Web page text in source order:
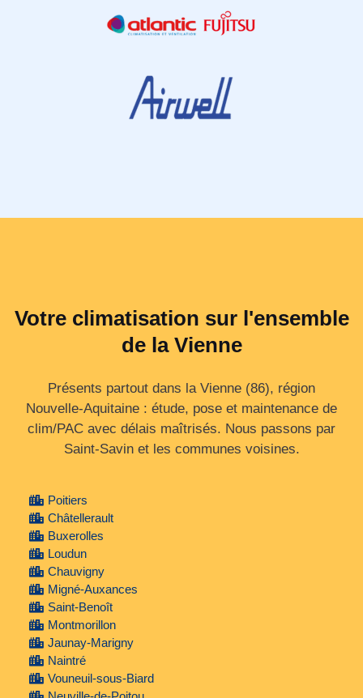
Votre climatisation sur l'ensemble
de la Vienne
Présents partout dans la Vienne (86), région
Nouvelle‑Aquitaine : étude, pose et maintenance de
clim/PAC avec délais maîtrisés. Nous passons par
Saint-Savin et les communes voisines.
Poitiers
Châtellerault
Buxerolles
Loudun
Chauvigny
Migné-Auxances
Saint-Benoît
Montmorillon
Jaunay-Marigny
Naintré
Vouneuil-sous-Biard